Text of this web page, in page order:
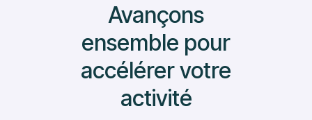
Avançons
ensemble pour
accélérer votre
activité